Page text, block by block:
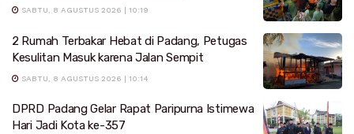
SABTU, 8 AGUSTUS 2026 | 10:19
2 Rumah Terbakar Hebat di Padang, Petugas
Kesulitan Masuk karena Jalan Sempit
SABTU, 8 AGUSTUS 2026 | 10:14
DPRD Padang Gelar Rapat Paripurna Istimewa
Hari Jadi Kota ke-357